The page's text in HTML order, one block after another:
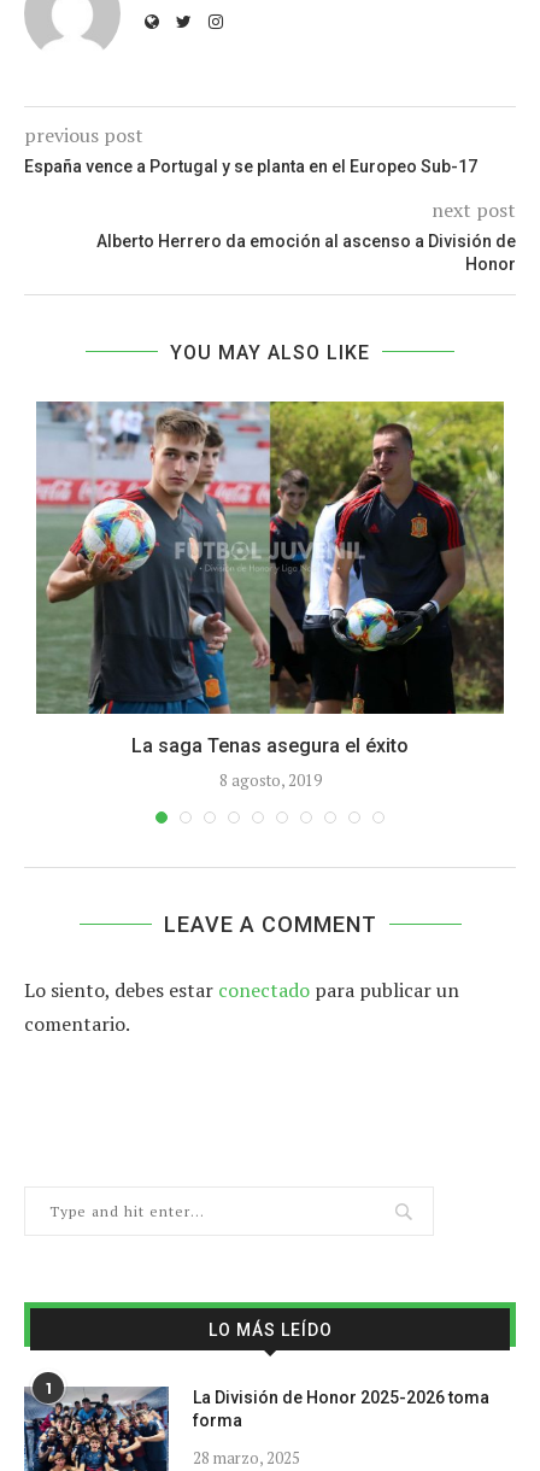
previous post
España vence a Portugal y se planta en el Europeo Sub-17
next post
Alberto Herrero da emoción al ascenso a División de
Honor
YOU MAY ALSO LIKE
La saga Tenas asegura el éxito
8 agosto, 2019
LEAVE A COMMENT
Lo siento, debes estar conectado para publicar un
comentario.
LO MÁS LEÍDO
1
La División de Honor 2025-2026 toma
forma
28 marzo, 2025